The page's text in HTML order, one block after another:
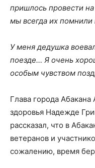
пришлось провести
мы всегда их помнили
У меня дедушка
поезде… Я очень
особым чувством
Глава города
здоровья Надежде
рассказал, что в
ветеранов и
сожалению, время